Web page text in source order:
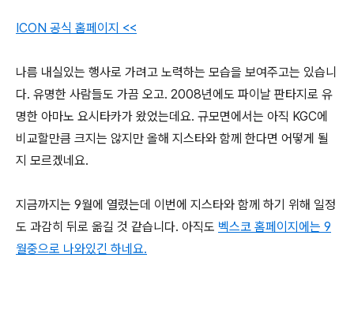
ICON 공식 홈페이지 <<
나름 내실있는 행사로 가려고 노력하는 모습을 보여주고는 있습니
다. 유명한 사람들도 가끔 오고. 2008년에도 파이날 판타지로 유
명한 아마노 요시타카가 왔었는데요. 규모면에서는 아직 KGC에
비교할만큼 크지는 않지만 올해 지스타와 함께 한다면 어떻게 될
지 모르겠네요.
지금까지는 9월에 열렸는데 이번에 지스타와 함께 하기 위해 일정
도 과감히 뒤로 옮길 것 같습니다. 아직도 벡스코 홈페이지에는 9
월중으로 나와있긴 하네요.